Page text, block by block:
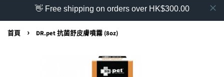
👋 Free shipping on orders over HK$300.00
首頁 › DR.pet 抗菌舒皮膚噴霧 (8oz)